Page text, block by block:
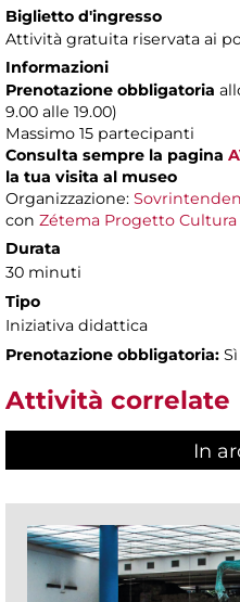
Biglietto d'ingresso
Attività gratuita riservata ai
Informazioni
Prenotazione obbligatoria
9.00 alle 19.00)
Massimo 15 partecipanti
Consulta sempre la pagina
la tua visita al museo
Organizzazione:
con Zétema Progetto Cultura
Durata
30 minuti
Tipo
Iniziativa didattica
Prenotazione obbligatoria: Sì
Attività correlate
In